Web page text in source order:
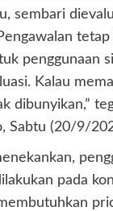
sembari
tetap
penggunaan
Kalau
dibunyikan,”
Sabtu (20/9/
pada